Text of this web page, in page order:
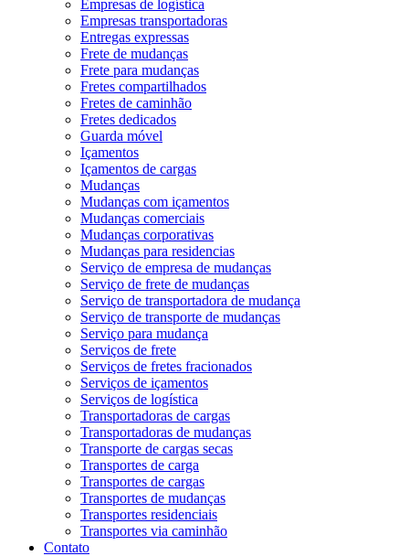
Empresas de logística
Empresas transportadoras
Entregas expressas
Frete de mudanças
Frete para mudanças
Fretes compartilhados
Fretes de caminhão
Fretes dedicados
Guarda móvel
Içamentos
Içamentos de cargas
Mudanças
Mudanças com içamentos
Mudanças comerciais
Mudanças corporativas
Mudanças para residencias
Serviço de empresa de mudanças
Serviço de frete de mudanças
Serviço de transportadora de mudança
Serviço de transporte de mudanças
Serviço para mudança
Serviços de frete
Serviços de fretes fracionados
Serviços de içamentos
Serviços de logística
Transportadoras de cargas
Transportadoras de mudanças
Transporte de cargas secas
Transportes de carga
Transportes de cargas
Transportes de mudanças
Transportes residenciais
Transportes via caminhão
Contato